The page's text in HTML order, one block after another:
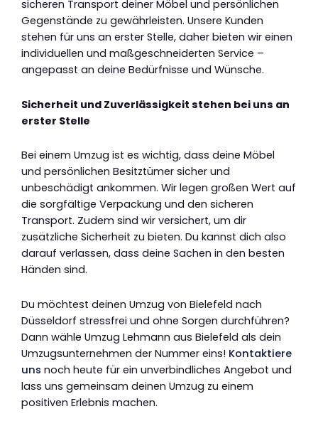
sicheren Transport deiner Möbel und persönlichen
Gegenstände zu gewährleisten. Unsere Kunden
stehen für uns an erster Stelle, daher bieten wir einen
individuellen und maßgeschneiderten Service –
angepasst an deine Bedürfnisse und Wünsche.
Sicherheit und Zuverlässigkeit stehen bei uns an
erster Stelle
Bei einem Umzug ist es wichtig, dass deine Möbel
und persönlichen Besitztümer sicher und
unbeschädigt ankommen. Wir legen großen Wert auf
die sorgfältige Verpackung und den sicheren
Transport. Zudem sind wir versichert, um dir
zusätzliche Sicherheit zu bieten. Du kannst dich also
darauf verlassen, dass deine Sachen in den besten
Händen sind.
Du möchtest deinen Umzug von Bielefeld nach
Düsseldorf stressfrei und ohne Sorgen durchführen?
Dann wähle Umzug Lehmann aus Bielefeld als dein
Umzugsunternehmen der Nummer eins! Kontaktiere
uns noch heute für ein unverbindliches Angebot und
lass uns gemeinsam deinen Umzug zu einem
positiven Erlebnis machen.